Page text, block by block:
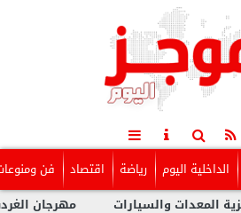
الداخلية اليوم رياضة اقتصاد فن
مهرجان الغردقة والسيارات